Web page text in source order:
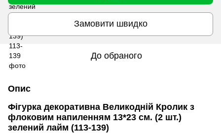
Замовити швидко
До обраного
Опис
Фігурка декоративна Великодній Кролик з
флоковим напиленням 13*23 см. (2 шт.)
зелений лайм (113-139)